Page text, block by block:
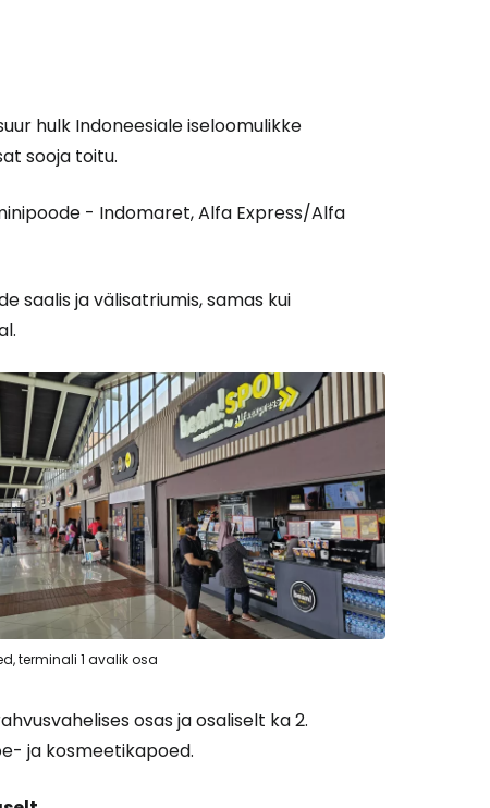
hulk Indoneesiale iseloomulikke
sooja toitu.
- Indomaret, Alfa Express/Alfa
saalis ja välisatriumis, samas kui
terminali 1 avalik osa
osas ja osaliselt ka 2.
ja kosmeetikapoed.